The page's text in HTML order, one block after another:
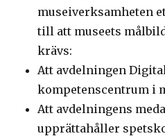
museiverksamheten
till att museets
krävs:
Att avdelningen
kompetenscentrum i
Att avdelningens
upprättahåller